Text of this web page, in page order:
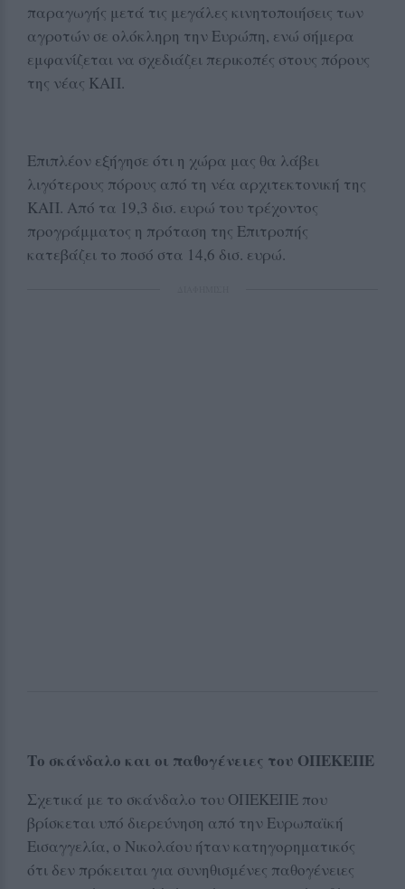
παραγωγής μετά τις μεγάλες κινητοποιήσεις των
αγροτών σε ολόκληρη την Ευρώπη, ενώ σήμερα
εμφανίζεται να σχεδιάζει περικοπές στους πόρους
της νέας ΚΑΠ.
Επιπλέον εξήγησε ότι η χώρα μας θα λάβει
λιγότερους πόρους από τη νέα αρχιτεκτονική της
ΚΑΠ. Από τα 19,3 δισ. ευρώ του τρέχοντος
προγράμματος η πρόταση της Επιτροπής
κατεβάζει το ποσό στα 14,6 δισ. ευρώ.
Το σκάνδαλο και οι παθογένειες του ΟΠΕΚΕΠΕ
Σχετικά με το σκάνδαλο του ΟΠΕΚΕΠΕ που
βρίσκεται υπό διερεύνηση από την Ευρωπαϊκή
Εισαγγελία, ο Νικολάου ήταν κατηγορηματικός
ότι δεν πρόκειται για συνηθισμένες παθογένειες